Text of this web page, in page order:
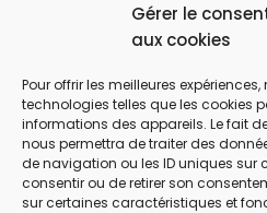
Gérer le
aux cookies
Pour offrir les meilleures
technologies telles que les cookies
informations des appareils. Le fait
nous permettra de traiter des
de navigation ou les ID uniques sur
consentir ou de retirer son
sur certaines caractéristiques et
souvent de
réalisent
complexes,
champagnes
issus de
et reflètent